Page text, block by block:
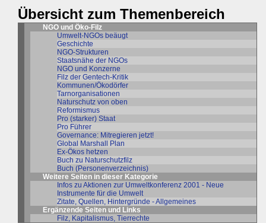
Übersicht zum Themenbereich
NGO und Öko-Filz
Umwelt-NGOs beäugt
Geschichte
NGO-Strukturen
Staatsnähe der NGOs
NGO und Konzerne
Filz der Gentech-Kritik
Kommunen/Ökodörfer
Tarnorganisationen
Naturschutz von oben
Reformismus
Pro (starker) Staat
Pro Führer
Governance: Mitregieren jetzt!
Global Marshall Plan
Ex-Ökos hetzen
Buch zu Naturschutzfilz
Buch (Personenverzeichnis)
Weitere Seiten in dieser Kategorie
Infos zu Aktionen zur Umweltkonferenz 2001 - Neue
Instrumente für die Umwelt
Zitate, Quellen, Hintergründe - Allgemeines
Ergänzende Seiten und Links
Filz, Kapitalismus, Tierrechte